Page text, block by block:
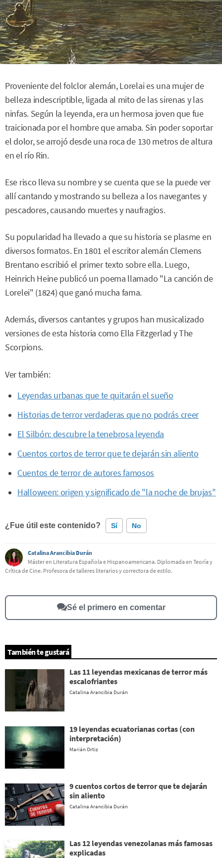
Proveniente del folclor alemán, Lorelai es una mujer de
belleza indescriptible, ligada al mito de las sirenas y las
ninfas. Según la leyenda, era un hermosa joven que fue
traicionada por el hombre que amaba. Sin poder soportar
el dolor, se arrojó desde una roca de 130 metros de altura
en el río Rin.
Ese risco lleva su nombre y se cuenta que se la puede ver
allí cantando y mostrando su belleza a los navegantes y
pescadores, causando muertes y naufragios.
Su popularidad ha llevado a que su historia se plasme en
diversos formatos. En 1801 el escritor alemán Clemens
Brentano escribió el primer texto sobre ella. Luego,
Heinrich Heine publicó un poema llamado "La canción de
Lorelei" (1824) que ganó mucha fama.
Además, diversos cantantes y grupos han musicalizado
versiones de esta historia como Ella Fitzgerlad y The
Scorpions.
Ver también:
Leyendas urbanas que te quitarán el sueño
Historias de terror verdaderas que no podrás creer
El Silbón: descubre la tenebrosa leyenda
Cuentos cortos de terror que te dejarán sin aliento
Cuentos de terror de autores famosos
Halloween: origen y significado de "la noche de brujas"
¿Fue útil este contenido? Sí No
Este contenido contiene información incorrecta
Otro
Catalina Arancibia Durán
Máster en Literatura Española e Hispanoamericana. Diplomada en Teoría y
Crítica de Cine. Profesora de talleres literarios y correctora de estilo.
Sé el primero en comentar
También te gustará
Las 11 leyendas mexicanas de terror más
escalofriantes
Catalina Arancibia Durán
19 leyendas ecuatorianas cortas (con
interpretación)
Marián Ortiz
9 cuentos cortos de terror que te dejarán
sin aliento
Catalina Arancibia Durán
Las 12 leyendas venezolanas más famosas
explicadas